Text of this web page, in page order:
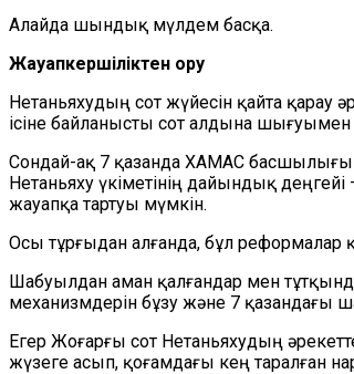
Алайда шындық мүлдем басқа.
Жауапкершіліктен қорқу
Нетаньяхудың сот жүйесін қайта қарау
ісіне байланысты сот алдына шығуымен
Сондай-ақ 7 қазанда ХАМАС
Нетаньяху үкіметінің дайындық
жауапқа тартуы мүмкін.
Осы тұрғыдан алғанда, бұл реформалар
Шабуылдан аман қалғандар мен
механизмдерін бұзу және 7 қазандағы
Егер Жоғарғы сот Нетаньяхудың
жүзеге асып, қоғамдағы кең таралған